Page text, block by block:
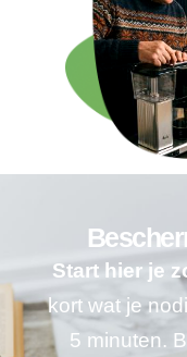
Start hier je
kort wat je
5 minuten.